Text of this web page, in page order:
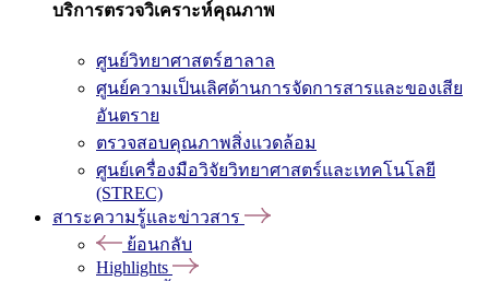
บริการตรวจวิเคราะห์คุณภาพ
ศูนย์วิทยาศาสตร์ฮาลาล
ศูนย์ความเป็นเลิศด้านการจัดการสารและของเสีย
อันตราย
ตรวจสอบคุณภาพสิ่งแวดล้อม
ศูนย์เครื่องมือวิจัยวิทยาศาสตร์และเทคโนโลยี
(STREC)
สาระความรู้และข่าวสาร
ย้อนกลับ
Highlights